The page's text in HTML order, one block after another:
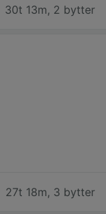
30t 13m, 2 bytter
27t 18m, 3 bytter